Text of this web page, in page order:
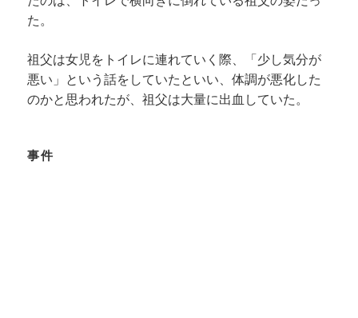
た。
祖父は女児をトイレに連れていく際、「少し気分が
悪い」という話をしていたといい、体調が悪化した
のかと思われたが、祖父は大量に出血していた。
事件